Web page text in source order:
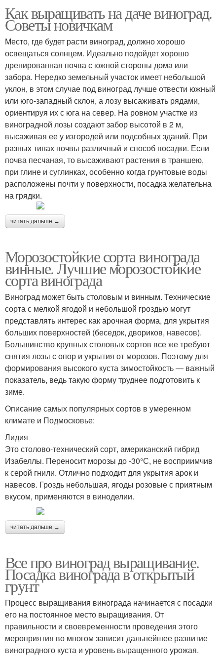
Как выращивать на даче виноград.
Советы новичкам
Место, где будет расти виноград, должно хорошо
освещаться солнцем. Идеально подойдет хорошо
дренированная почва с южной стороны дома или
забора. Нередко земельный участок имеет небольшой
уклон, в этом случае под виноград лучше отвести южный
или юго-западный склон, а лозу высаживать рядами,
ориентируя их с юга на север. На ровном участке из
виноградной лозы создают забор высотой в 2 м,
высаживая ее у изгородей или подсобных зданий. При
разных типах почвы различный и способ посадки. Если
почва песчаная, то высаживают растения в траншею,
при глине и суглинках, особенно когда грунтовые воды
расположены почти у поверхности, посадка желательна
на грядки.
читать дальше →
Морозостойкие сорта винограда
винные. Лучшие морозостойкие
сорта винограда
Виноград может быть столовым и винным. Технические
сорта с мелкой ягодой и небольшой гроздью могут
представлять интерес как арочная форма, для укрытия
больших поверхностей (беседок, двориков, навесов).
Большинство крупных столовых сортов все же требуют
снятия лозы с опор и укрытия от морозов. Поэтому для
формирования высокого куста зимостойкость — важный
показатель, ведь такую форму труднее подготовить к
зиме.
Описание самых популярных сортов в умеренном
климате и Подмосковье:
Лидия
Это столово-технический сорт, американский гибрид
Изабеллы. Переносит морозы до -30°С, не восприимчив
к серой гнили. Отлично подходит для укрытия арок и
навесов. Гроздь небольшая, ягоды розовые с приятным
вкусом, применяются в виноделии.
читать дальше →
Все про виноград выращивание.
Посадка винограда в открытый
грунт
Процесс выращивания винограда начинается с посадки
его на постоянное место выращивания. От
правильности и своевременности проведения этого
мероприятия во многом зависит дальнейшее развитие
виноградного куста и уровень выращенного урожая.